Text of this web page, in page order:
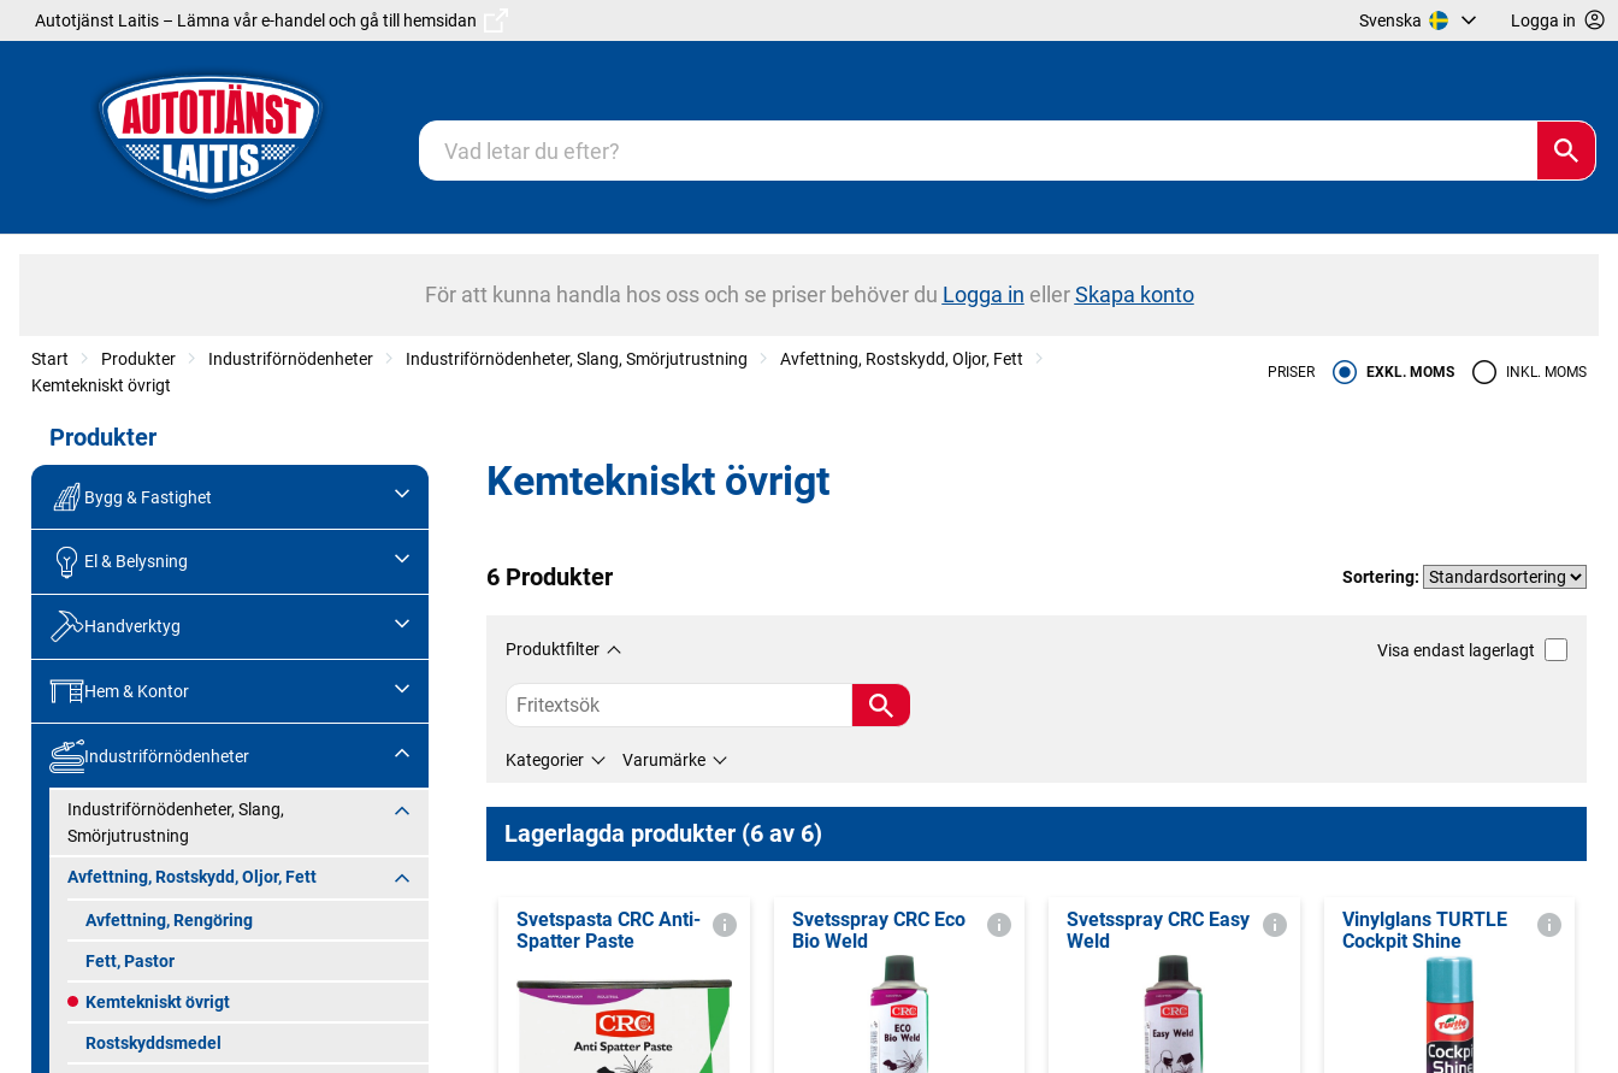
Autotjänst Laitis – Lämna vår e-handel och gå till hemsidan Svenska Logga in
För att kunna handla hos oss och se priser behöver du Logga in ellerSkapa konto
Start Produkter Industriförnödenheter Industriförnödenheter, Slang, Smörjutrustning
Avfettning, Rostskydd, Oljor, Fett
Kemtekniskt övrigt
PRISER EXKL. MOMS INKL. MOMS
Produkter
Bygg & Fastighet
El & Belysning
Handverktyg
Hem & Kontor
Industriförnödenheter
Industriförnödenheter, Slang,
Smörjutrustning
Avfettning, Rostskydd, Oljor, Fett
Avfettning, Rengöring
Fett, Pastor
Kemtekniskt övrigt
Rostskyddsmedel
Kemtekniskt övrigt
6 Produkter Sortering:
Produktfilter Visa endast lagerlagt
Kategorier Varumärke
Lagerlagda produkter (6 av 6)
Svetspasta CRC Anti-
Spatter Paste
Svetsspray CRC Eco
Bio Weld
Svetsspray CRC Easy
Weld
Vinylglans TURTLE
Cockpit Shine